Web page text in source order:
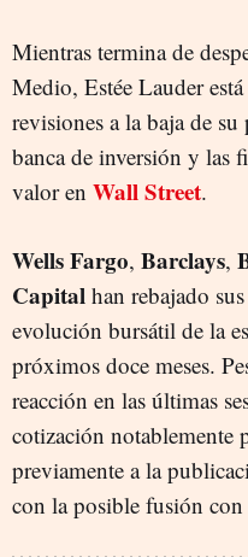
Mientras termina de
Medio, Estée Lauder
revisiones a la baja de
banca de inversión y las
valor en Wall Street.
Wells Fargo, Barclays,
Capital han rebajado
evolución bursátil de la
próximos doce meses.
reacción en las últimas
cotización notablemente
previamente a la
con la posible fusión